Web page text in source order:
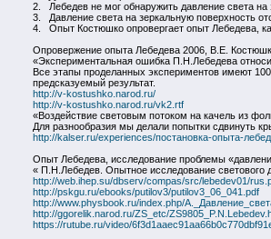
2. Лебедев не мог обнаружить давление света на
3. Давление света на зеркальную поверхность
4. Опыт Костюшко опровергает опыт Лебедева,
Опровержение опыта Лебедева 2006, В.Е.
«Экспериментальная ошибка П.Н.Лебедева
Все этапы проделанных экспериментов имеют
предсказуемый результат.
http://v-kostushko.narod.ru/
http://v-kostushko.narod.ru/vk2.rtf
«Воздействие световым потоком на качель из
Для разнообразия мы делали попытки сдвинуть
http://kalser.ru/experiences/постановка-опыта-
Опыт Лебедева, исследование проблемы
« П.Н.Лебедев. Опытное исследование светового
http://web.ihep.su/dbserv/compas/src/lebedev01/
http://pskgu.ru/ebooks/putilov3/putilov3_06_041.pdf
http://www.physbook.ru/index.php/
http://ggorelik.narod.ru/ZS_etc/
https://rutube.ru/video/